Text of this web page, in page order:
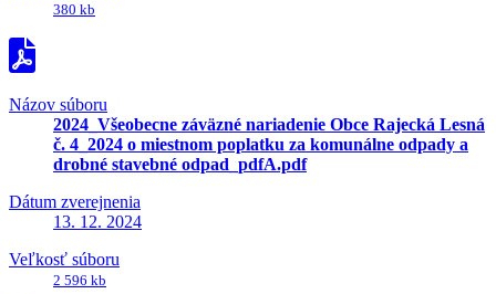
380 kb
Názov súboru
2024_Všeobecne záväzné nariadenie Obce Rajecká Lesná
č. 4_2024 o miestnom poplatku za komunálne odpady a
drobné stavebné odpad_pdfA.pdf
Dátum zverejnenia
13. 12. 2024
Veľkosť súboru
2 596 kb